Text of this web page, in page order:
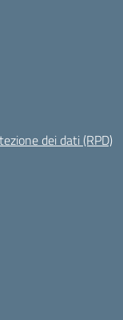
dei dati (RPD)